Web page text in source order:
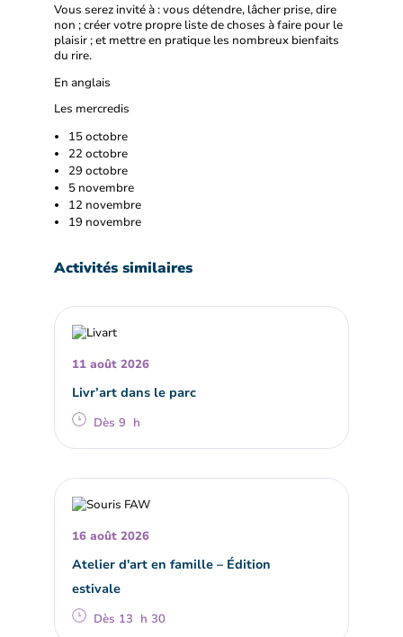
Vous serez invité à : vous détendre, lâcher prise, dire
non ; créer votre propre liste de choses à faire pour le
plaisir ; et mettre en pratique les nombreux bienfaits
du rire.
En anglais
Les mercredis
15 octobre
22 octobre
29 octobre
5 novembre
12 novembre
19 novembre
Activités similaires
11 août 2026
Livr’art dans le parc
Dès 9 h
16 août 2026
Atelier d'art en famille – Édition
estivale
Dès 13 h 30